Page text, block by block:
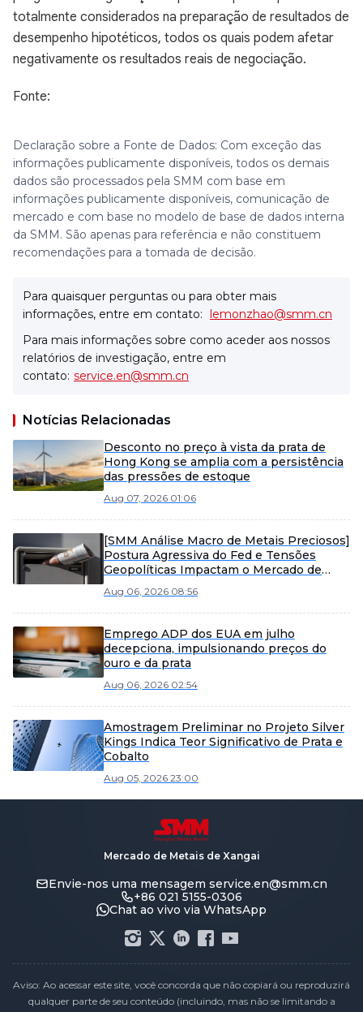
totalmente considerados na preparação de resultados de
desempenho hipotéticos, todos os quais podem afetar
negativamente os resultados reais de negociação.
Fonte:
Declaração sobre a Fonte de Dados: Com exceção das
informações publicamente disponíveis, todos os demais
dados são processados pela SMM com base em
informações publicamente disponíveis, comunicação de
mercado e com base no modelo de base de dados interna
da SMM. São apenas para referência e não constituem
recomendações para a tomada de decisão.
Para quaisquer perguntas ou para obter mais
informações, entre em contato: lemonzhao@smm.cn
Para mais informações sobre como aceder aos nossos
relatórios de investigação, entre em
contato: service.en@smm.cn
Notícias Relacionadas
Desconto no preço à vista da prata de
Hong Kong se amplia com a persistência
das pressões de estoque
Aug 07, 2026 01:06
[SMM Análise Macro de Metais Preciosos]
Postura Agressiva do Fed e Tensões
Geopolíticas Impactam o Mercado de
Aug 06, 2026 08:56
Emprego ADP dos EUA em julho
decepciona, impulsionando preços do
ouro e da prata
Aug 06, 2026 02:54
Amostragem Preliminar no Projeto Silver
Kings Indica Teor Significativo de Prata e
Cobalto
Aug 05, 2026 23:00
Mercado de Metais de Xangai
Envie-nos uma mensagem service.en@smm.cn
+86 021 5155-0306
Chat ao vivo via WhatsApp
Aviso: Ao acessar este site, você concorda que não copiará ou reproduzirá
qualquer parte de seu conteúdo (incluindo, mas não se limitando a